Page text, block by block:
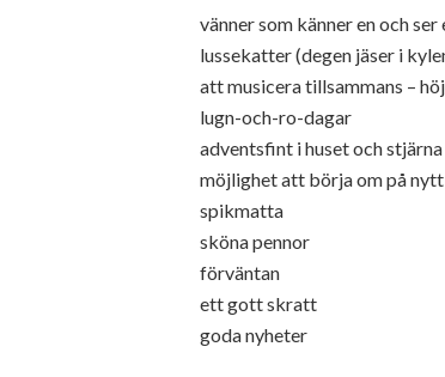
vänner som känner en och ser
lussekatter (degen jäser i
att musicera tillsammans –
lugn-och-ro-dagar
adventsfint i huset och
möjlighet att börja om på nytt
spikmatta
sköna pennor
förväntan
ett gott skratt
goda nyheter